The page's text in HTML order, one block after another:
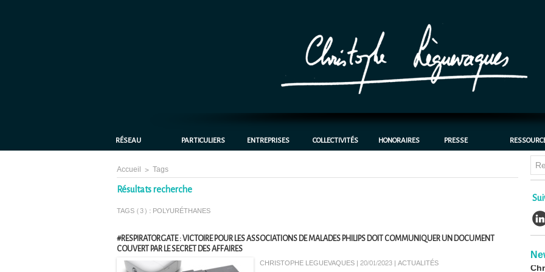
RÉSEAU PARTICULIERS ENTREPRISES COLLECTIVITÉS HONORAIRES PRESSE
Accueil > Tags
Résultats recherche
TAGS (3) : POLYURÉTHANES
#RESPIRATORGATE : VICTOIRE POUR LES ASSOCIATIONS DE MALADES PHILIPS DOIT COMMUNIQUER UN DOCUMENT
COUVERT PAR LE SECRET DES AFFAIRES
CHRISTOPHE LEGUEVAQUES | 20/01/2023 | ACTUALITÉS
30/